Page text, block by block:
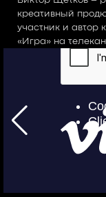
креативный
участник и автор
«Игра» на